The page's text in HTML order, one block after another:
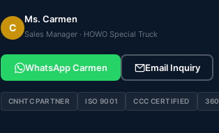
C
Ms. Carmen
Sales Manager · HOWO Special Truck
WhatsApp Carmen Email Inquiry
CNHTC PARTNER ISO 9001 CCC CERTIFIED 360